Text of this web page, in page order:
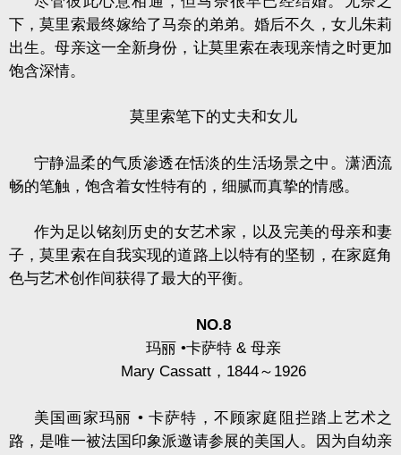
下，莫里索最终嫁给了马奈的弟弟。婚后不久，女儿朱莉
出生。母亲这一全新身份，让莫里索在表现亲情之时更加
饱含深情。
莫里索笔下的丈夫和女儿
宁静温柔的气质渗透在恬淡的生活场景之中。潇洒流
畅的笔触，饱含着女性特有的，细腻而真挚的情感。
作为足以铭刻历史的女艺术家，以及完美的母亲和妻
子，莫里索在自我实现的道路上以特有的坚韧，在家庭角
色与艺术创作间获得了最大的平衡。
NO.8
玛丽•卡萨特& 母亲
Mary Cassatt， 1844～ 1926
美国画家玛丽 • 卡萨特，不顾家庭阻拦踏上艺术之
路，是唯一被法国印象派邀请参展的美国人。因为自幼亲